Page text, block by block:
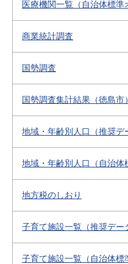
医療機関一覧（自治体標準
商業統計調査
国勢調査
国勢調査集計結果（徳島市）
地域・年齢別人口（推奨デ
地域・年齢別人口（自治体
地方税のしおり
子育て施設一覧（推奨デー
子育て施設一覧（自治体標